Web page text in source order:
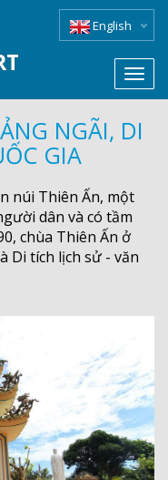
English
NGÃI, DI
GIA
núi Thiên Ấn, một
dân và có tầm
chùa Thiên Ấn ở
Di tích lịch sử - văn